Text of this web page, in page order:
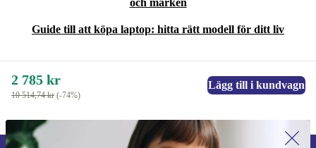
och märken
Guide till att köpa laptop: hitta rätt modell för ditt liv
2 785 kr
10 514,74 kr (-74%)
Lägg till i kundvagn